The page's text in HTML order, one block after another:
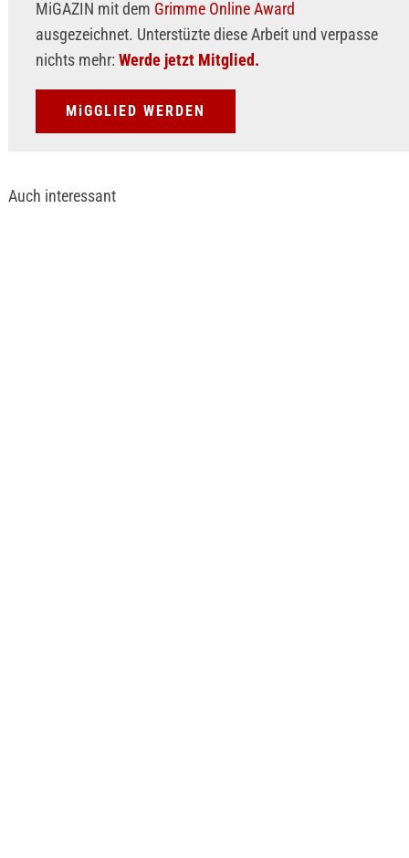
MiGAZIN mit dem Grimme Online Award
ausgezeichnet. Unterstüzte diese Arbeit und verpasse
nichts mehr: Werde jetzt Mitglied.
MiGGLIED WERDEN
Auch interessant